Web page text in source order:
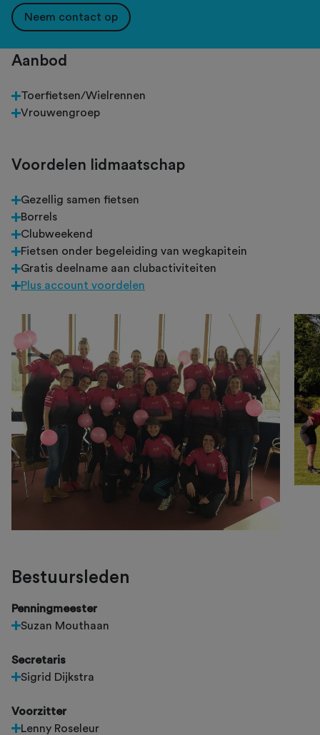
Neem contact op
Aanbod
Toerfietsen/Wielrennen
Vrouwengroep
Voordelen lidmaatschap
Gezellig samen fietsen
Borrels
Clubweekend
Fietsen onder begeleiding van wegkapitein
Gratis deelname aan clubactiviteiten
Plus account voordelen
Bestuursleden
Penningmeester
Suzan Mouthaan
Secretaris
Sigrid Dijkstra
Voorzitter
Lenny Roseleur